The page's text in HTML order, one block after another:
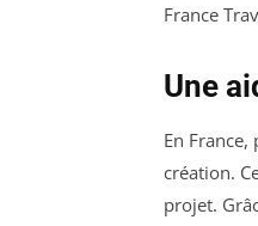
France
Une
En
création.
projet.